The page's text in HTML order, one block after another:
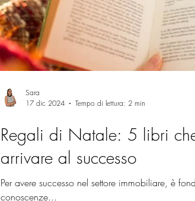
Regali di Natale: 5 libri
arrivare al successo
Per avere successo nel settore immobiliare, è
conoscenze...
Sara
17 dic 2024
Tempo di lettura: 2 min